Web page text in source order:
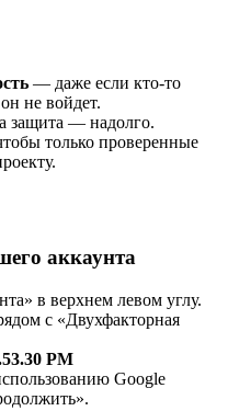
— даже если кто-то
не войдет.
защита — надолго.
только проверенные
аккаунта
в верхнем левом углу.
с «Двухфакторная
Google